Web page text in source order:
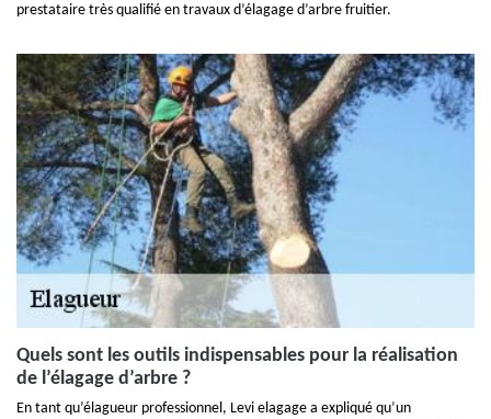
prestataire très qualifié en travaux d’élagage d’arbre fruitier.
Quels sont les outils indispensables pour la réalisation
de l’élagage d’arbre ?
En tant qu’élagueur professionnel, Levi elagage a expliqué qu’un